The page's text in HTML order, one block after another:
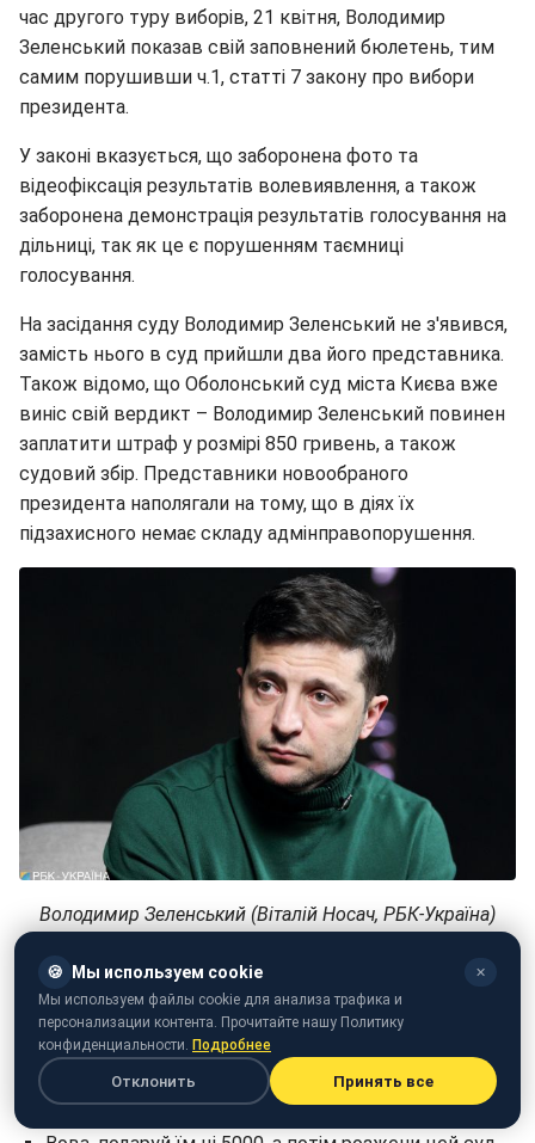
час другого туру виборів, 21 квітня, Володимир
Зеленський показав свій заповнений бюлетень, тим
самим порушивши ч.1, статті 7 закону про вибори
президента.
У законі вказується, що заборонена фото та
відеофіксація результатів волевиявлення, а також
заборонена демонстрація результатів голосування на
дільниці, так як це є порушенням таємниці
голосування.
На засідання суду Володимир Зеленський не з'явився,
замість нього в суд прийшли два його представника.
Також відомо, що Оболонський суд міста Києва вже
виніс свій вердикт – Володимир Зеленський повинен
заплатити штраф у розмірі 850 гривень, а також
судовий збір. Представники новообраного
президента наполягали на тому, що в діях їх
підзахисного немає складу адмінправопорушення.
Володимир Зеленський (Віталій Носач, РБК-Україна)
У соціальних мережах відреагували на те, що в Києві
провели засідання суду і користувачі написали багато
гнівних коментарів.
Ну і що? У живої людини і живі емоції, міг і показати
випадково.
🍪 Мы используем cookie ✕
Мы используем файлы cookie для анализа трафика и
персонализации контента. Прочитайте нашу Политику
конфиденциальности. Подробнее
Отклонить Принять все